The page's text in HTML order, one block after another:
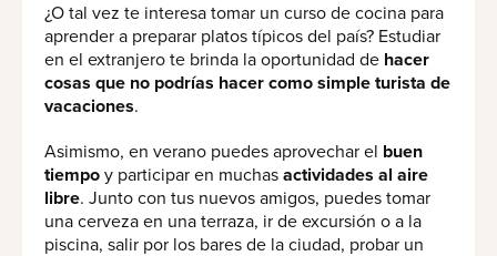
¿O tal vez te interesa tomar un curso de cocina para
aprender a preparar platos típicos del país? Estudiar
en el extranjero te brinda la oportunidad de hacer
cosas que no podrías hacer como simple turista de
vacaciones.
Asimismo, en verano puedes aprovechar el buen
tiempo y participar en muchas actividades al aire
libre. Junto con tus nuevos amigos, puedes tomar
una cerveza en una terraza, ir de excursión o a la
piscina, salir por los bares de la ciudad, probar un